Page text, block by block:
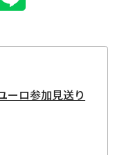
ーロ参加見送り